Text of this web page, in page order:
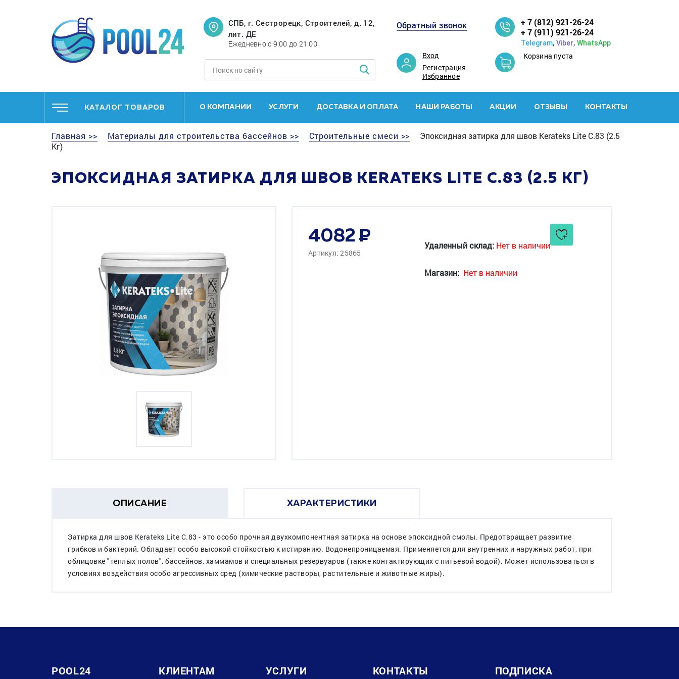
СПБ, г. Сестрорецк, Строителей, д. 12,
лит. ДЕ
Ежедневно с 9:00 до 21:00
Обратный звонок
Вход
Регистрация
Избранное
+ 7 (812) 921-26-24
+ 7 (911) 921-26-24
Telegram, Viber, WhatsApp
Корзина пуста
КАТАЛОГ ТОВАРОВ О КОМПАНИИ УСЛУГИ ДОСТАВКА И ОПЛАТА НАШИ РАБОТЫ АКЦИИ ОТЗЫВЫ КОНТАКТЫ
Главная >> Материалы для строительства бассейнов >> Строительные смеси >>
Эпоксидная затирка для швов Kerateks Lite С.83 (2.5
Кг)
ЭПОКСИДНАЯ ЗАТИРКА ДЛЯ ШВОВ KERATEKS LITE С.83 (2.5 КГ)
4082
Артикул: 25865
Удаленный склад: Нет в наличии
Магазин: Нет в наличии
ОПИСАНИЕ ХАРАКТЕРИСТИКИ
Затирка для швов Kerateks Lite С.83 - это особо прочная двухкомпонентная затирка на основе эпоксидной смолы. Предотвращает развитие
грибков и бактерий. Обладает особо высокой стойкостью к истиранию. Водонепроницаемая. Применяется для внутренних и наружных работ, при
облицовке "теплых полов", бассейнов, хаммамов и специальных резервуаров (также контактирующих с питьевой водой). Может использоваться в
условиях воздействия особо агрессивных сред (химические растворы, растительные и животные жиры).
POOL24 КЛИЕНТАМ УСЛУГИ КОНТАКТЫ ПОДПИСКА